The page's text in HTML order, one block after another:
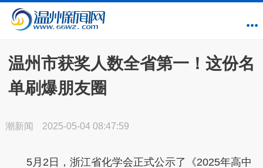
温州市获奖人数全省第一！这份名
单刷爆朋友圈
潮新闻 2025-05-04 08:47:59
5月2日，浙江省化学会正式公示了《2025年高中